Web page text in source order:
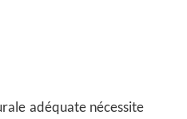
adéquate nécessite